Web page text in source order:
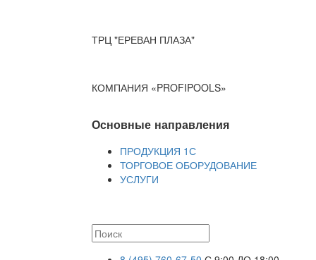
ТРЦ "ЕРЕВАН ПЛАЗА"
КОМПАНИЯ «PROFIPOOLS»
Основные направления
ПРОДУКЦИЯ 1С
ТОРГОВОЕ ОБОРУДОВАНИЕ
УСЛУГИ